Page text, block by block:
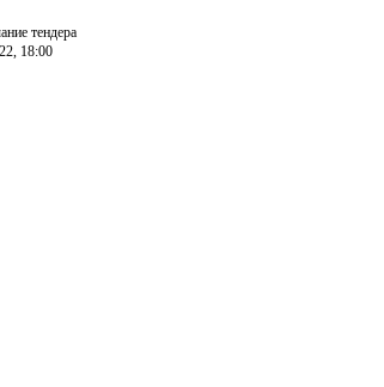
тендера
18:00